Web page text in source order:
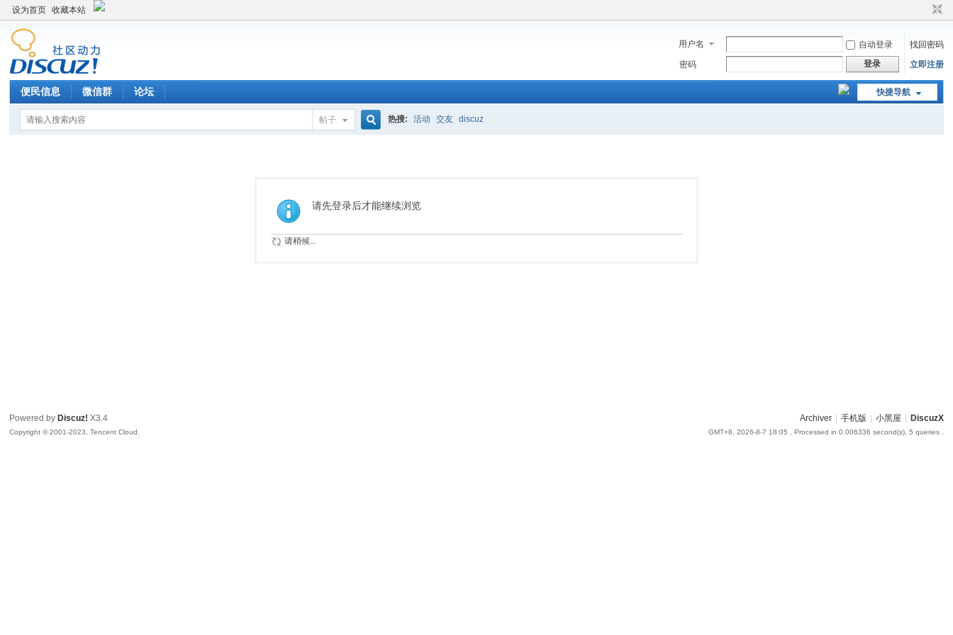
设为首页 收藏本站
用户名 自动登录
找回密码
密码
登录 立即注册
快捷导航
便民信息 微信群 论坛
帖子
索
热搜: 活动 交友 discuz
请先登录后才能继续浏览
请稍候...
Archiver 手机版 小黑屋 DiscuzX
GMT+8, 2026-8-7 18:05 , Processed in 0.006336 second(s), 5 queries .
Powered by Discuz! X3.4
Copyright © 2001-2023, Tencent Cloud.